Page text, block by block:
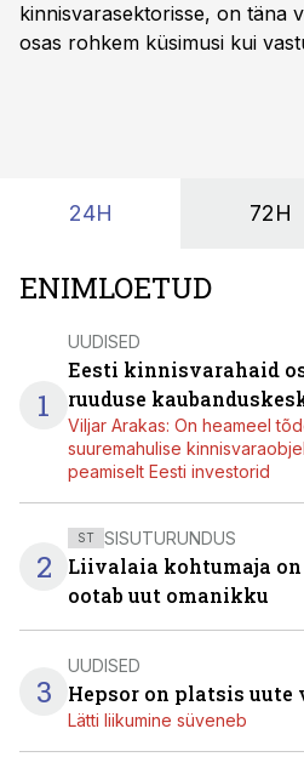
kinnisvarasektorisse, on täna
osas rohkem küsimusi kui
24H 72H
ENIMLOETUD
1
UUDISED
Eesti kinnisvarahaid
ruuduse
Viljar Arakas: On heameel
suuremahulise
peamiselt Eesti investorid
2
ST SISUTURUNDUS
Liivalaia kohtumaja on
ootab uut omanikku
3
UUDISED
Hepsor on platsis uute
Lätti liikumine süveneb